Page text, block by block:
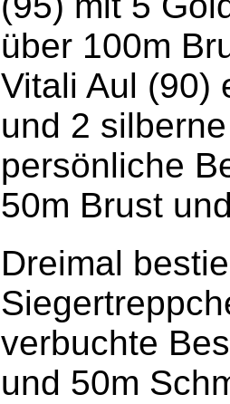
über 100m
Vitali Aul (90)
und 2
persönliche
50m Brust
Dreimal
verbuchte
und 50m